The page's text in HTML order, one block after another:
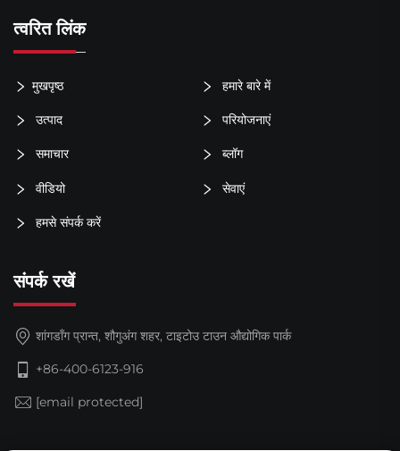
त्वरित लिंक
मुखपृष्ठ हमारे बारे में
उत्पाद परियोजनाएं
समाचार ब्लॉग
वीडियो सेवाएं
हमसे संपर्क करें
संपर्क रखें
शांगडॉंग प्रान्त, शौगुअंग शहर, टाइटोउ टाउन औद्योगिक पार्क
+86-400-6123-916
[email protected]